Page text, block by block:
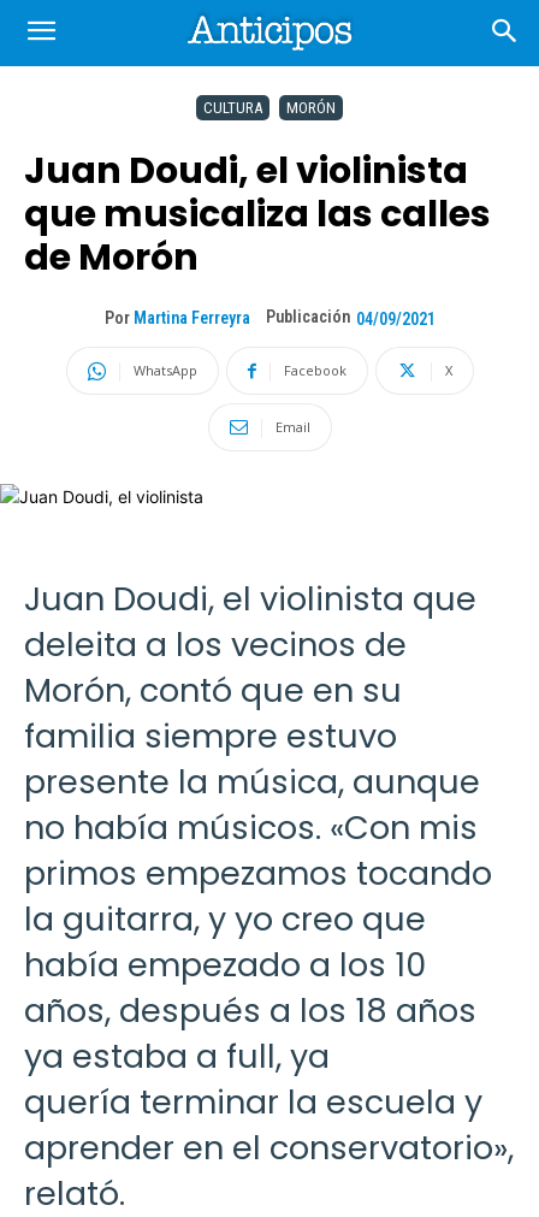
CULTURA MORÓN
Juan Doudi, el violinista
que musicaliza las calles
de Morón
Por Martina Ferreyra Publicación 04/09/2021
WhatsApp Facebook X
Email
Juan Doudi, el violinista que
deleita a los vecinos de
Morón, contó que en su
familia siempre estuvo
presente la música, aunque
no había músicos. «Con mis
primos empezamos tocando
la guitarra, y yo creo que
había empezado a los 10
años, después a los 18 años
ya estaba a full, ya
quería terminar la escuela y
aprender en el conservatorio»,
relató.